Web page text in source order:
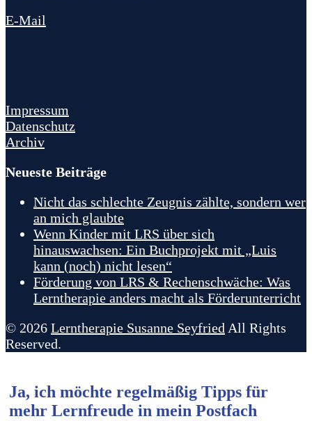
E-Mail
Impressum
Datenschutz
Archiv
Neueste Beiträge
Nicht das schlechte Zeugnis zählte, sondern wer
an mich glaubte
Wenn Kinder mit LRS über sich
hinauswachsen: Ein Buchprojekt mit „Luis
kann (noch) nicht lesen“
Förderung von LRS & Rechenschwäche: Was
Lerntherapie anders macht als Förderunterricht
© 2026 Lerntherapie Susanne Seyfried All Rights
Reserved.
Ja, ich möchte regelmäßig Tipps für
mehr Lernfreude in mein Postfach